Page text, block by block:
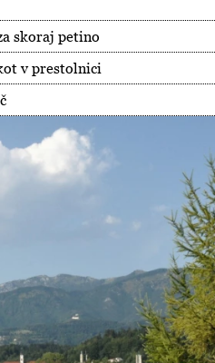
skoraj petino
v prestolnici